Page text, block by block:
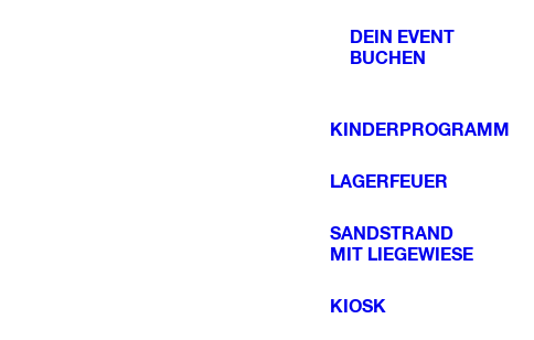
DEIN EVENT
BUCHEN
KINDERPROGRAMM
LAGERFEUER
SANDSTRAND
MIT LIEGEWIESE
KIOSK